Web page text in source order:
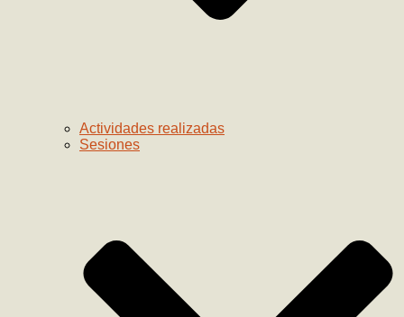
Actividades realizadas
Sesiones